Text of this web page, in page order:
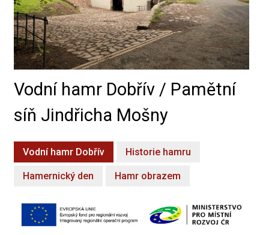
Vodní hamr Dobřív / Pamětní
síň Jindřicha Mošny
Vodní hamr Dobřív Historie hamru
Hamernický den Hamr obrazem